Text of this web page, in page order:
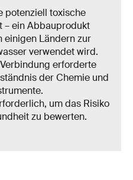
potenziell toxische
– ein Abbauprodukt
einigen Ländern zur
verwendet wird.
erforderte
der Chemie und
um das Risiko
zu bewerten.